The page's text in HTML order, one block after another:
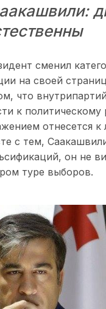
сменил
на своей
что
к политическому
отнесется
с тем,
он не
туре выборов.